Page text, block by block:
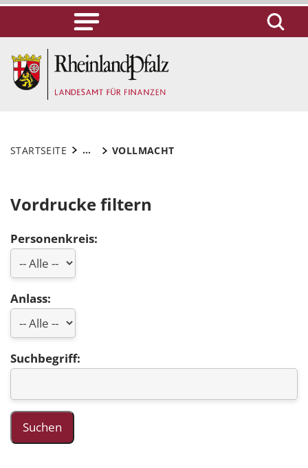
STARTSEITE ... VOLLMACHT
Vordrucke filtern
Personenkreis:
Anlass:
Suchbegriff: